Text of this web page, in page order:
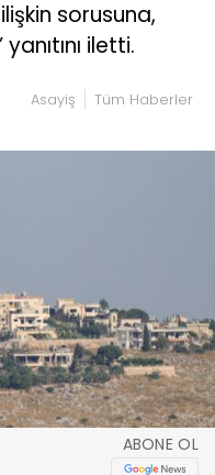
sorusuna,
iletti.
Asayiş Tüm Haberler
ABONE OL